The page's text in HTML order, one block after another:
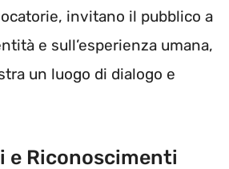
invitano il pubblico a
e sull’esperienza umana,
un luogo di dialogo e
e Riconoscimenti